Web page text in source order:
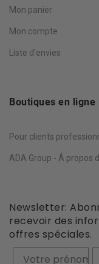
Mon panier
Mon compte
Liste d’envies
Boutiques en ligne
Pour clients
ADA Group - Á propos
Newsletter:
recevoir des
offres spéciales.
Prénom